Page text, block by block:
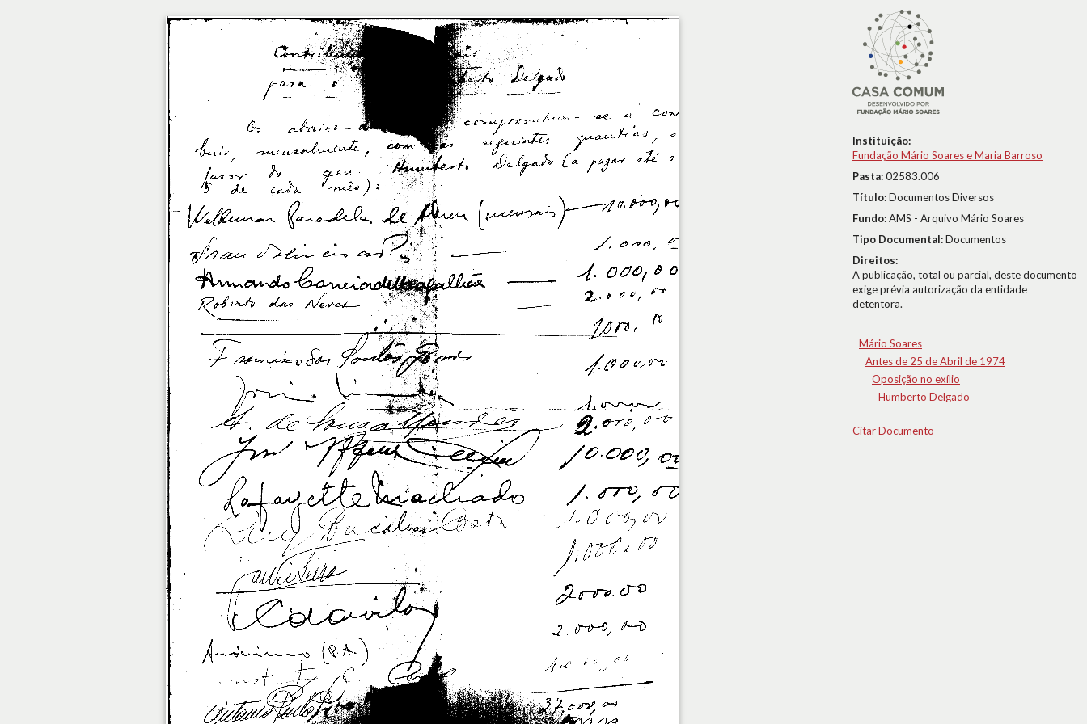
Instituição:
Fundação Mário Soares e Maria Barroso
Pasta:02583.006
Título:Documentos Diversos
Fundo:AMS - Arquivo Mário Soares
Tipo Documental:Documentos
Direitos:
A publicação, total ou parcial, deste documento
exige prévia autorização da entidade
detentora.
Mário Soares
Antes de 25 de Abril de 1974
Oposição no exílio
Humberto Delgado
Citar Documento